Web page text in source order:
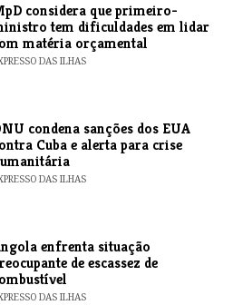
considera que primeiro-
tem dificuldades em lidar
matéria orçamental
DAS ILHAS
condena sanções dos EUA
Cuba e alerta para crise
DAS ILHAS
enfrenta situação
de escassez de
DAS ILHAS